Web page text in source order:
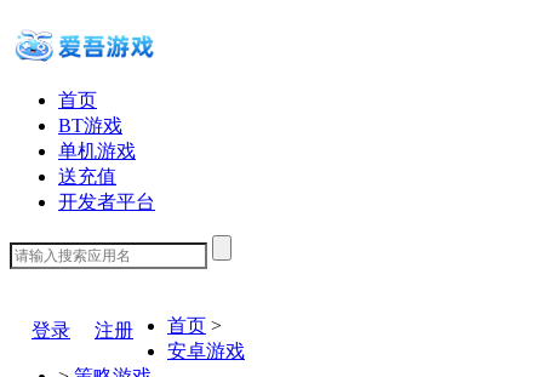
首页
BT游戏
单机游戏
送充值
开发者平台
登录 注册 首页 >
安卓游戏